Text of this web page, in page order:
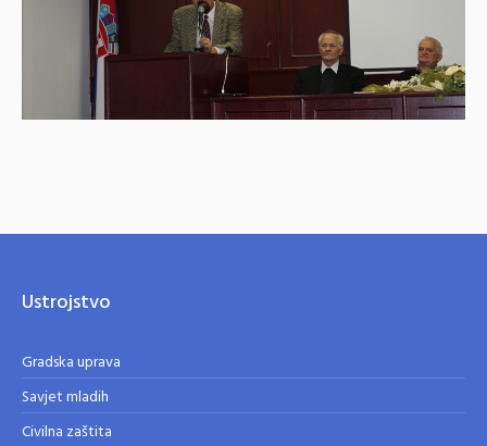
Ustrojstvo
Gradska uprava
Savjet mladih
Civilna zaštita